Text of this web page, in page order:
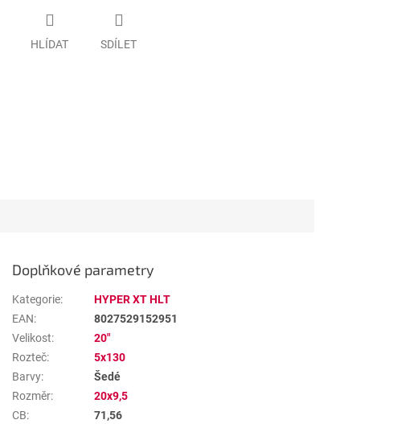
HLÍDAT SDÍLET
Doplňkové parametry
Kategorie:
HYPER XT HLT
EAN:
8027529152951
Velikost:
20"
Rozteč:
5x130
Barvy:
Šedé
Rozměr:
20x9,5
CB:
71,56